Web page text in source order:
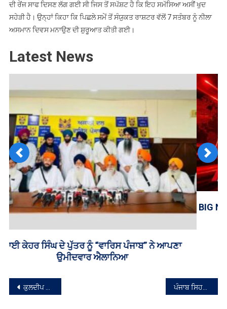
ਦੀ ਰੇਂਜ ਸਾਫ ਦਿਸਣ ਲੱਗ ਗਈ ਸੀ ਜਿਸ ਤੋਂ ਸਪੱਸ਼ਟ ਹੈ ਕਿ ਇਹ ਸਮੱਸਿਆ ਅਸੀਂ ਖੁਦ
ਸਹੇੜੀ ਹੈ। ਉਨ੍ਹਾਂ ਕਿਹਾ ਕਿ ਪਿਛਲੇ ਸਮੇਂ ਤੋਂ ਸੰਯੁਕਤ ਰਾਸ਼ਟਰ ਵੱਲੋਂ 7 ਸਤੰਬਰ ਨੂੰ ਨੀਲਾ
ਅਸਮਾਨ ਦਿਵਸ ਮਨਾਉਣ ਦੀ ਸ਼ੁਰੂਆਤ ਕੀਤੀ ਗਈ।
Latest News
BIG NEWS: ਗੁਰਦੁਆਰਾ ਹੰਸਾਲੀ ਸਾਹਿਬ ਦੇ ਲੰਗਰ ਹਾਲ ’ਚ ਲੱਗੀ
Previous Next
ਸੰਪਾਦਨਾ
ਕੁਲਦੀਪ ਸਿੰਘ ਧਾਲੀਵਾਲ ਨੇ ਪੰਜਾਬੀ ਨੌਜਵਾਨਾਂ ਨੂੰ ਜ਼ਬਰਦਸਤੀ ਰੂਸੀ ਫੌਜ ਵਿੱਚ ਭਰਤੀ ਕੀਤੇ ਜਾਣ ਦਾ ਮਾਮਲਾ ਉਠਾਇਆ
ਜਵਾਬ ਦੇਵੋ